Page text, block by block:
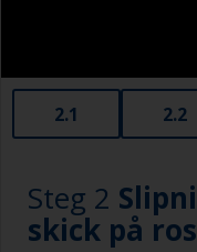
2.1 2.2
Steg 2
skick på